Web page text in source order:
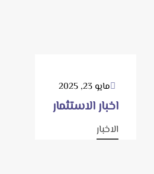
مايو 23, 2025
اخبار الاستثمار
الاخبار